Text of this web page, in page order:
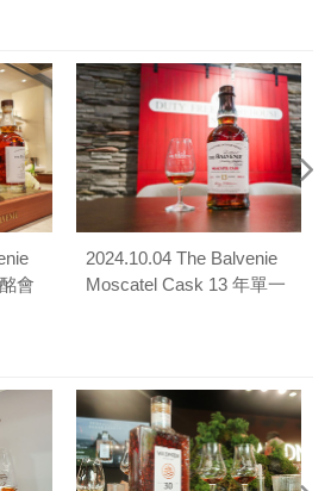
會
2024.10.04 The Balvenie
Moscatel Cask 13 年單一